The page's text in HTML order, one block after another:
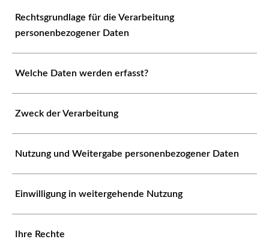
Rechtsgrundlage für die Verarbeitung
personenbezogener Daten
Welche Daten werden erfasst?
Zweck der Verarbeitung
Nutzung und Weitergabe personenbezogener Daten
Einwilligung in weitergehende Nutzung
Ihre Rechte